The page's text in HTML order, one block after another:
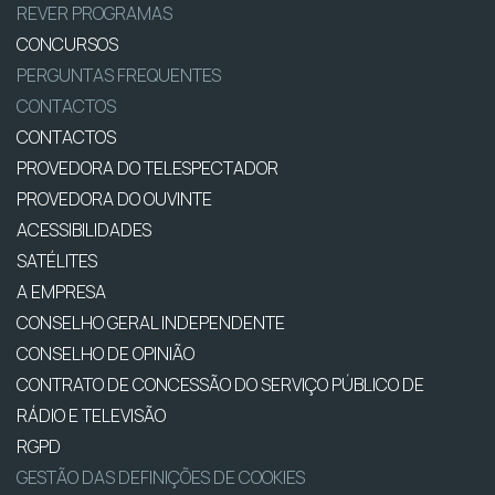
REVER PROGRAMAS
CONCURSOS
PERGUNTAS FREQUENTES
CONTACTOS
CONTACTOS
PROVEDORA DO TELESPECTADOR
PROVEDORA DO OUVINTE
ACESSIBILIDADES
SATÉLITES
A EMPRESA
CONSELHO GERAL INDEPENDENTE
CONSELHO DE OPINIÃO
CONTRATO DE CONCESSÃO DO SERVIÇO PÚBLICO DE
RÁDIO E TELEVISÃO
RGPD
GESTÃO DAS DEFINIÇÕES DE COOKIES